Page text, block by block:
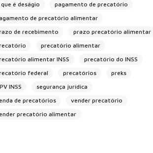
é deságio
pagamento de precatório
de precatório alimentar
de recebimento
prazo precatório alimentar
precatório alimentar
alimentar INSS
precatório do INSS
federal
precatórios
preks
INSS
segurança jurídica
de precatórios
vender precatório
precatório alimentar